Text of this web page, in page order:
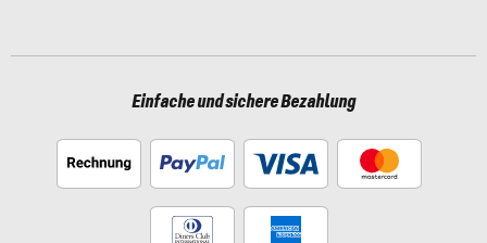
Einfache und sichere Bezahlung